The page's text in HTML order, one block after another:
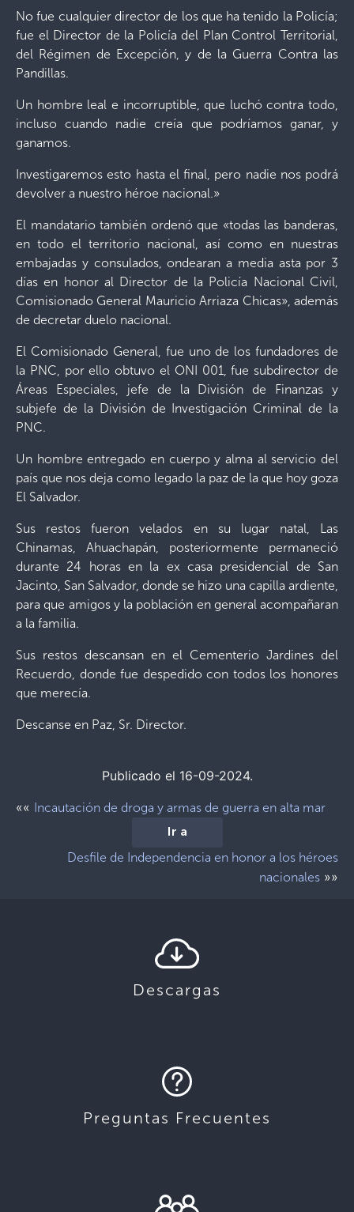
No fue cualquier director de los que ha tenido la Policía;
fue el Director de la Policía del Plan Control Territorial,
del Régimen de Excepción, y de la Guerra Contra las
Pandillas.
Un hombre leal e incorruptible, que luchó contra todo,
incluso cuando nadie creía que podríamos ganar, y
ganamos.
Investigaremos esto hasta el final, pero nadie nos podrá
devolver a nuestro héroe nacional.»
El mandatario también ordenó que «todas las banderas,
en todo el territorio nacional, así como en nuestras
embajadas y consulados, ondearan a media asta por 3
días en honor al Director de la Policía Nacional Civil,
Comisionado General Mauricio Arriaza Chicas», además
de decretar duelo nacional.
El Comisionado General, fue uno de los fundadores de
la PNC, por ello obtuvo el ONI 001, fue subdirector de
Áreas Especiales, jefe de la División de Finanzas y
subjefe de la División de Investigación Criminal de la
PNC.
Un hombre entregado en cuerpo y alma al servicio del
país que nos deja como legado la paz de la que hoy goza
El Salvador.
Sus restos fueron velados en su lugar natal, Las
Chinamas, Ahuachapán, posteriormente permaneció
durante 24 horas en la ex casa presidencial de San
Jacinto, San Salvador, donde se hizo una capilla ardiente,
para que amigos y la población en general acompañaran
a la familia.
Sus restos descansan en el Cementerio Jardines del
Recuerdo, donde fue despedido con todos los honores
que merecía.
Descanse en Paz, Sr. Director.
Publicado el 16-09-2024.
«« Incautación de droga y armas de guerra en alta mar
Ir a
Desfile de Independencia en honor a los héroes
nacionales »»
Descargas
Preguntas Frecuentes